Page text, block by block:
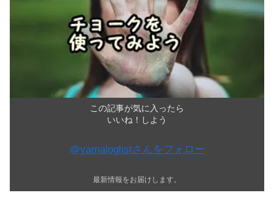
この記事が気に入ったら
いいね！しよう
@yamaloglistさんをフォロー
最新情報をお届けします。